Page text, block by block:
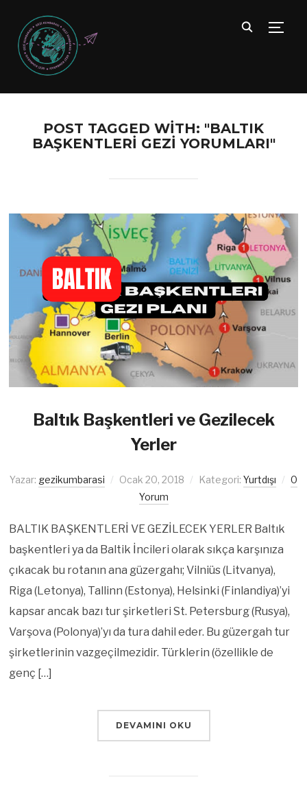
POST TAGGED WITH: "BALTIK
BAŞKENTLERI GEZI YORUMLARI"
Baltık Başkentleri ve Gezilecek
Yerler
Yazar: gezikumbarasi Ocak 20, 2018 Kategori: Yurtdışı
0
Yorum
BALTIK BAŞKENTLERİ VE GEZİLECEK YERLER Baltık
başkentleri ya da Baltik İncileri olarak sıkça karşınıza
çıkacak bu rotanın ana güzergahı; Vilniüs (Litvanya),
Riga (Letonya), Tallinn (Estonya), Helsinki (Finlandiya)’yi
kapsar ancak bazı tur şirketleri St. Petersburg (Rusya),
Varşova (Polonya)’yı da tura dahil eder. Bu güzergah tur
şirketlerinin vazgeçilmezidir. Türklerin (özellikle de
genç […]
DEVAMINI OKU